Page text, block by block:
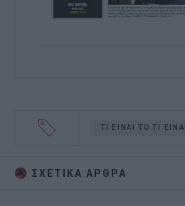
ΤΙ ΕΙΝΑΙ ΤΟ ΤΙ ΕΙΝΑΙ
ΣΧΕΤΙΚA AΡΘΡΑ